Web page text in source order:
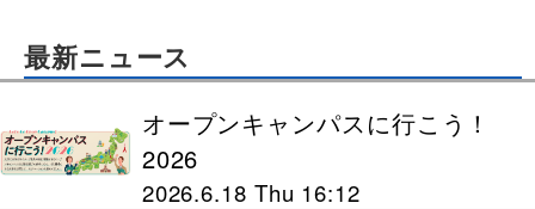
最新ニュース
オープンキャンパスに行こう！
2026
2026.6.18 Thu 16:12